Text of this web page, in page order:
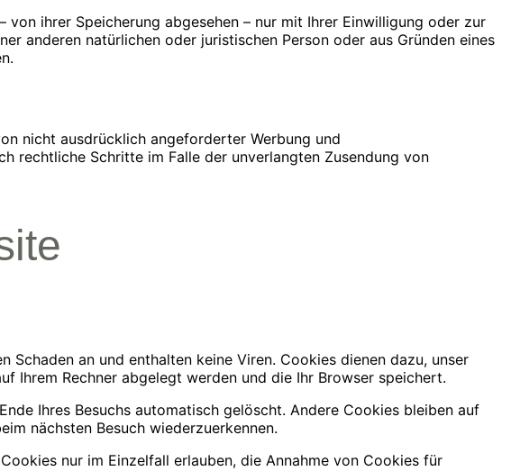
ihrer Speicherung abgesehen – nur mit Ihrer Einwilligung oder zur
anderen natürlichen oder juristischen Person oder aus Gründen eines
nicht ausdrücklich angeforderter Werbung und
rechtliche Schritte im Falle der unverlangten Zusendung von
an und enthalten keine Viren. Cookies dienen dazu, unser
Ihrem Rechner abgelegt werden und die Ihr Browser speichert.
Ihres Besuchs automatisch gelöscht. Andere Cookies bleiben auf
nächsten Besuch wiederzuerkennen.
nur im Einzelfall erlauben, die Annahme von Cookies für